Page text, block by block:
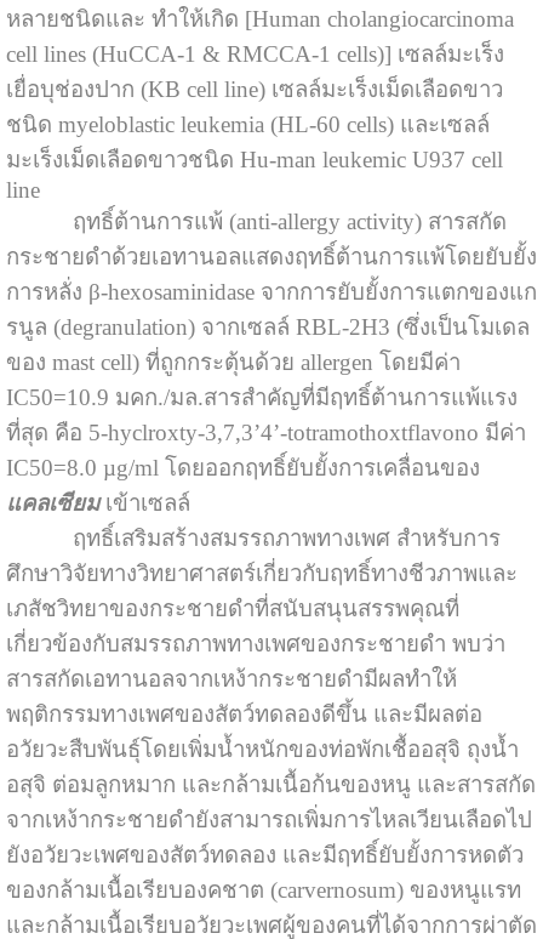
หลายชนิดและ ทำให้เกิด [Human cholangiocarcinoma
cell lines (HuCCA-1 & RMCCA-1 cells)] เซลล์มะเร็ง
เยื่อบุช่องปาก (KB cell line) เซลล์มะเร็งเม็ดเลือดขาว
ชนิด myeloblastic leukemia (HL-60 cells) และเซลล์
มะเร็งเม็ดเลือดขาวชนิด Hu-man leukemic U937 cell
line
ฤทธิ์ต้านการแพ้ (anti-allergy activity) สารสกัด
กระชายดำด้วยเอทานอลแสดงฤทธิ์ต้านการแพ้โดยยับยั้ง
การหลั่ง β-hexosaminidase จากการยับยั้งการแตกของแก
รนูล (degranulation) จากเซลล์ RBL-2H3 (ซึ่งเป็นโมเดล
ของ mast cell) ที่ถูกกระตุ้นด้วย allergen โดยมีค่า
IC50=10.9 มคก./มล.สารสำคัญที่มีฤทธิ์ต้านการแพ้แรง
ที่สุด คือ 5-hyclroxty-3,7,3’4’-totramothoxtflavono มีค่า
IC50=8.0 µg/ml โดยออกฤทธิ์ยับยั้งการเคลื่อนของ
แคลเซียมเข้าเซลล์
ฤทธิ์เสริมสร้างสมรรถภาพทางเพศ สำหรับการ
ศึกษาวิจัยทางวิทยาศาสตร์เกี่ยวกับฤทธิ์ทางชีวภาพและ
เภสัชวิทยาของกระชายดำที่สนับสนุนสรรพคุณที่
เกี่ยวข้องกับสมรรถภาพทางเพศของกระชายดำ พบว่า
สารสกัดเอทานอลจากเหง้ากระชายดำมีผลทำให้
พฤติกรรมทางเพศของสัตว์ทดลองดีขึ้น และมีผลต่อ
อวัยวะสืบพันธุ์โดยเพิ่มน้ำหนักของท่อพักเชื้ออสุจิ ถุงน้ำ
อสุจิ ต่อมลูกหมาก และกล้ามเนื้อก้นของหนู และสารสกัด
จากเหง้ากระชายดำยังสามารถเพิ่มการไหลเวียนเลือดไป
ยังอวัยวะเพศของสัตว์ทดลอง และมีฤทธิ์ยับยั้งการหดตัว
ของกล้ามเนื้อเรียบองคชาต (carvernosum) ของหนูแรท
และกล้ามเนื้อเรียบอวัยวะเพศผู้ของคนที่ได้จากการผ่าตัด